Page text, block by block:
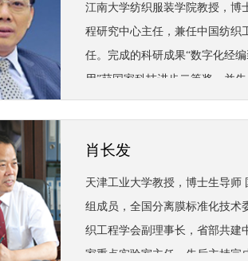
江南大学纺织服装学院教授，博
程研究中心主任，兼任中国纺织
任。完成的科研成果“数字化经
用”获国家科技进步二等奖，并
奖、中国纺织工业协会科技进步
肖长发
天津工业大学教授，博士生导师
组成员，全国分离膜标准化技术
织工程学会副理事长，省部共建
家重点实验室主任，先后主持完